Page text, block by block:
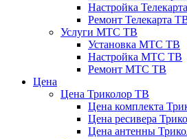
Настройка
Ремонт Телекарта
Услуги МТС ТВ
Установка МТС ТВ
Настройка МТС ТВ
Ремонт МТС ТВ
Цена
Цена Триколор ТВ
Цена комплекта
Цена ресивера
Цена антенны